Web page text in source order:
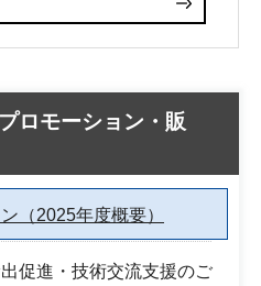
ロモーション・販
（2025年度概要）
促進・技術交流支援のご